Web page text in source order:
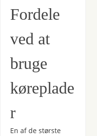
Fordele
ved at
bruge
køreplade
r
En af de største